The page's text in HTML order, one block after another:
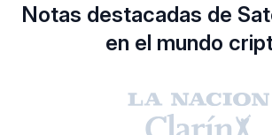
Notas destacadas de
en el mundo